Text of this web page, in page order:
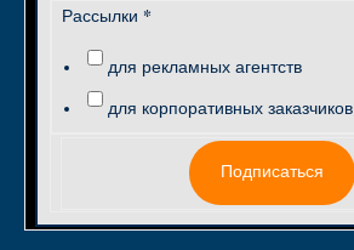
Рассылки *
для рекламных агентств
для корпоративных заказчиков
Подписаться